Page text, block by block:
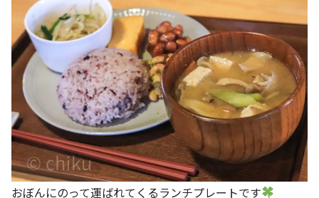
おぼんにのって運ばれてくるランチプレートです